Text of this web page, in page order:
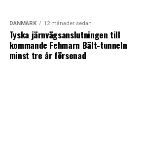
DANMARK 12 månader sedan
Tyska järnvägsanslutningen till
kommande Fehmarn Bält-tunneln
minst tre år försenad